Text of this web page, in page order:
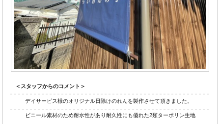
＜スタッフからのコメント＞
デイサービス様のオリジナル日除けのれんを製作させて頂きました。
ビニール素材のため耐水性があり耐久性にも優れた2類ターポリン生地